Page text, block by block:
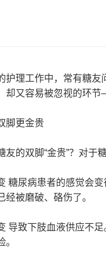
护理工作中，常有糖友
却又容易被忽视的环
脚更金贵
友的双脚“金贵”？对于
糖尿病患者的感觉会
经被磨破、硌伤了。
导致下肢血液供应不
。